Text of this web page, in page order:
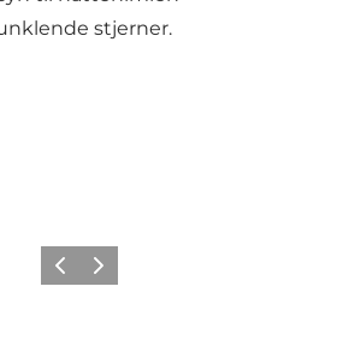
stjerner.
ForrigeNæste